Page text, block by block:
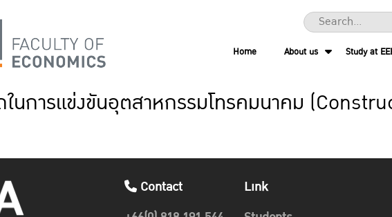
Home About us Study at
ในการแข่งขันอุตสาหกรรมโทรคมนาคม
Contact
Link